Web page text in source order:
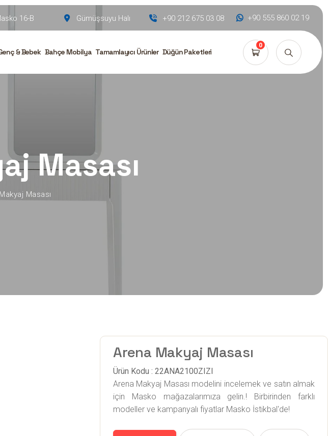
16-B Gümüşsuyu Halı +90 212 675 03 08 +90 555 860 02 19
& Bebek Bahçe Mobilya Tamamlayıcı Ürünler Düğün Paketleri
0
Masası
Masası
Arena Makyaj Masası
Ürün Kodu : 22ANA2100ZIZI
Arena Makyaj Masası modelini incelemek ve satın almak
için Masko mağazalarımıza gelin.! Birbirinden farklı
modeller ve kampanyalı fiyatlar Masko İstikbal'de!